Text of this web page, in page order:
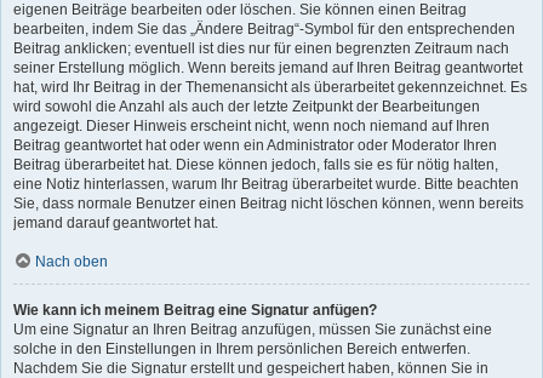
eigenen Beiträge bearbeiten oder löschen. Sie können einen Beitrag
bearbeiten, indem Sie das „Ändere Beitrag“-Symbol für den entsprechenden
Beitrag anklicken; eventuell ist dies nur für einen begrenzten Zeitraum nach
seiner Erstellung möglich. Wenn bereits jemand auf Ihren Beitrag geantwortet
hat, wird Ihr Beitrag in der Themenansicht als überarbeitet gekennzeichnet. Es
wird sowohl die Anzahl als auch der letzte Zeitpunkt der Bearbeitungen
angezeigt. Dieser Hinweis erscheint nicht, wenn noch niemand auf Ihren
Beitrag geantwortet hat oder wenn ein Administrator oder Moderator Ihren
Beitrag überarbeitet hat. Diese können jedoch, falls sie es für nötig halten,
eine Notiz hinterlassen, warum Ihr Beitrag überarbeitet wurde. Bitte beachten
Sie, dass normale Benutzer einen Beitrag nicht löschen können, wenn bereits
jemand darauf geantwortet hat.
Nach oben
Wie kann ich meinem Beitrag eine Signatur anfügen?
Um eine Signatur an Ihren Beitrag anzufügen, müssen Sie zunächst eine
solche in den Einstellungen in Ihrem persönlichen Bereich entwerfen.
Nachdem Sie die Signatur erstellt und gespeichert haben, können Sie in